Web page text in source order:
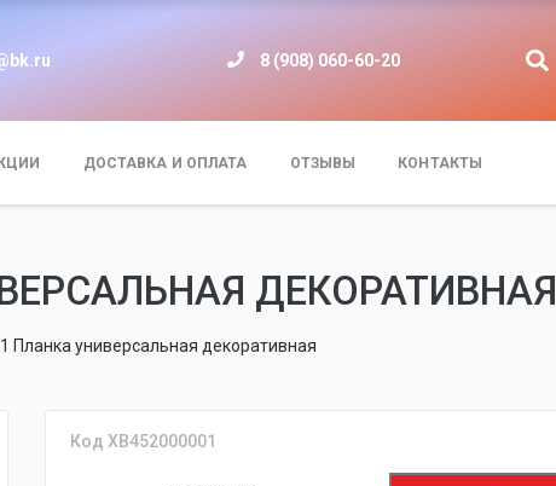
8 (908) 060-60-20
ДОСТАВКА И ОПЛАТА ОТЗЫВЫ КОНТАКТЫ
ДЕКОРАТИВНАЯ
Планка универсальная декоративная
Код XB452000001